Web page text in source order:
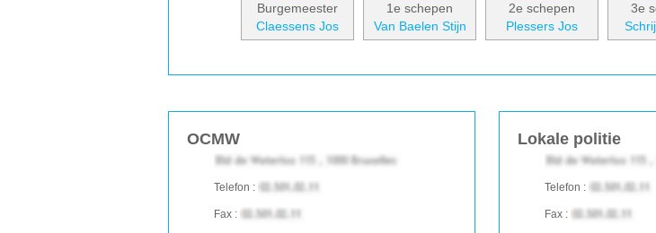
Burgemeester
Claessens Jos
1e schepen
Van Baelen Stijn
2e schepen
Plessers Jos
3e
OCMW
Telefon :
Fax :
Lokale politie
Telefon :
Fax :